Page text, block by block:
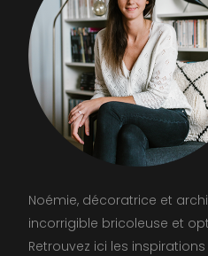
Noémie, décoratrice et
incorrigible bricoleuse et
Retrouvez ici les